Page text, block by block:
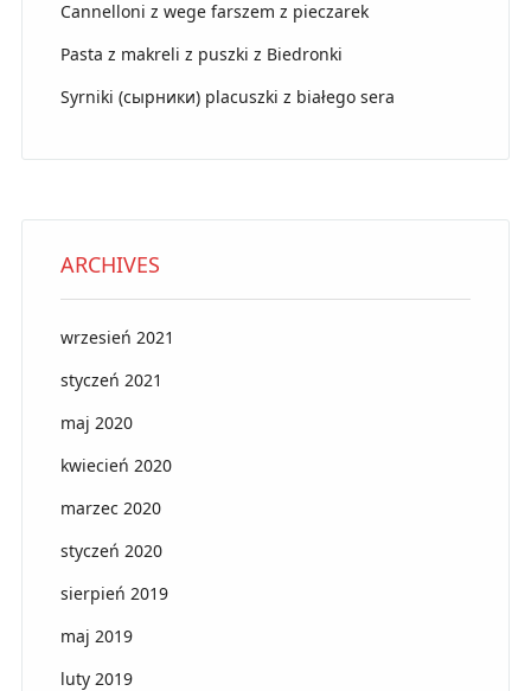
Cannelloni z wege farszem z pieczarek
Pasta z makreli z puszki z Biedronki
Syrniki (сырники) placuszki z białego sera
ARCHIVES
wrzesień 2021
styczeń 2021
maj 2020
kwiecień 2020
marzec 2020
styczeń 2020
sierpień 2019
maj 2019
luty 2019